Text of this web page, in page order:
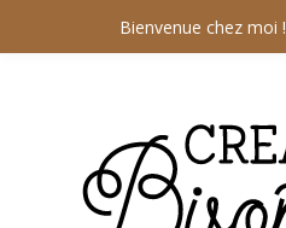
Bienvenue chez moi !